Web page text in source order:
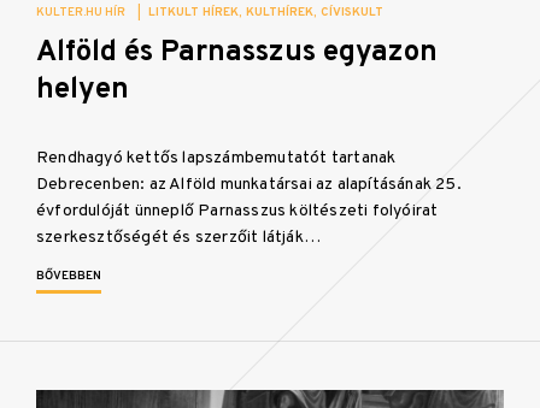
KULTER.HU HÍR LITKULT HÍREK KULTHÍREK CÍVISKULT
Alföld és Parnasszus egyazon
helyen
Rendhagyó kettős lapszámbemutatót tartanak
Debrecenben: az Alföld munkatársai az alapításának 25.
évfordulóját ünneplő Parnasszus költészeti folyóirat
szerkesztőségét és szerzőit látják…
BŐVEBBEN